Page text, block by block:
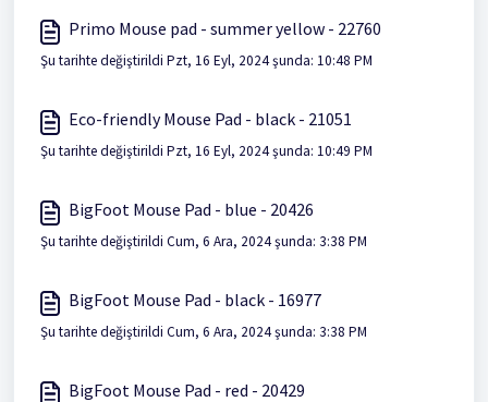
Primo Mouse pad - summer yellow - 22760
Şu tarihte değiştirildi Pzt, 16 Eyl, 2024 şunda: 10:48 PM
Eco-friendly Mouse Pad - black - 21051
Şu tarihte değiştirildi Pzt, 16 Eyl, 2024 şunda: 10:49 PM
BigFoot Mouse Pad - blue - 20426
Şu tarihte değiştirildi Cum, 6 Ara, 2024 şunda: 3:38 PM
BigFoot Mouse Pad - black - 16977
Şu tarihte değiştirildi Cum, 6 Ara, 2024 şunda: 3:38 PM
BigFoot Mouse Pad - red - 20429